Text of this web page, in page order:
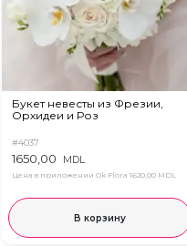
Букет невесты из Фрезии,
Орхидеи и Роз
#4037
1650,00 MDL
Цена в приложении Ok Flora 1620,00 MDL
В корзину